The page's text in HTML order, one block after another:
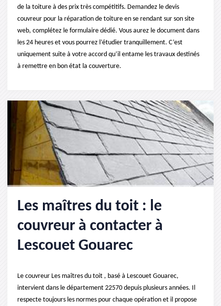
de la toiture à des prix très compétitifs. Demandez le devis
couvreur pour la réparation de toiture en se rendant sur son site
web, complétez le formulaire dédié. Vous aurez le document dans
les 24 heures et vous pourrez l’étudier tranquillement. C’est
uniquement suite à votre accord qu’il entame les travaux destinés
à remettre en bon état la couverture.
Les maîtres du toit : le
couvreur à contacter à
Lescouet Gouarec
Le couvreur Les maîtres du toit , basé à Lescouet Gouarec,
intervient dans le département 22570 depuis plusieurs années. Il
respecte toujours les normes pour chaque opération et il propose